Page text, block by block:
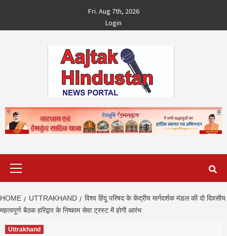
content
Fri. Aug 7th, 2026
Login
HOME UTTRAKHAND
विश्व हिंदू परिषद के केंद्रीय मार्गदर्शक मंडल की दो दिवसीय
महत्वपूर्ण बैठक हरिद्वार के निष्काम सेवा ट्रस्ट में होगी आरंभ
Uttrakhand